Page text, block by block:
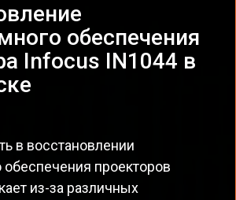
обеспечения
Infocus IN1044 в
в восстановлении
проекторов
из-за различных